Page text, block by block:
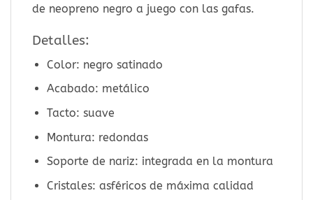
de neopreno negro a juego con las gafas.
Detalles:
Color: negro satinado
Acabado: metálico
Tacto: suave
Montura: redondas
Soporte de nariz: integrada en la montura
Cristales: asféricos de máxima calidad